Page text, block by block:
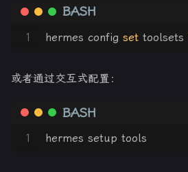
BASH
1 hermes config set toolsets
或者通过交互式配置：
BASH
1 hermes setup tools